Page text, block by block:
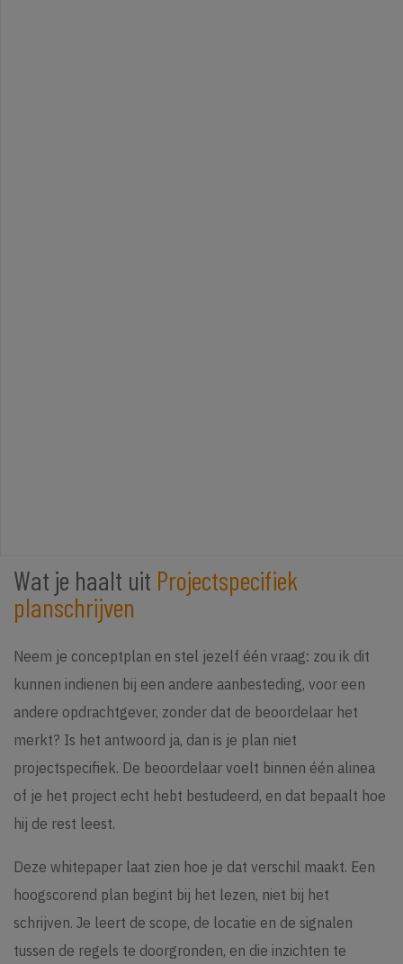
Wat je haalt uit Projectspecifiek
planschrijven
Neem je conceptplan en stel jezelf één vraag: zou ik dit
kunnen indienen bij een andere aanbesteding, voor een
andere opdrachtgever, zonder dat de beoordelaar het
merkt? Is het antwoord ja, dan is je plan niet
projectspecifiek. De beoordelaar voelt binnen één alinea
of je het project echt hebt bestudeerd, en dat bepaalt hoe
hij de rest leest.
Deze whitepaper laat zien hoe je dat verschil maakt. Een
hoogscorend plan begint bij het lezen, niet bij het
schrijven. Je leert de scope, de locatie en de signalen
tussen de regels te doorgronden, en die inzichten te